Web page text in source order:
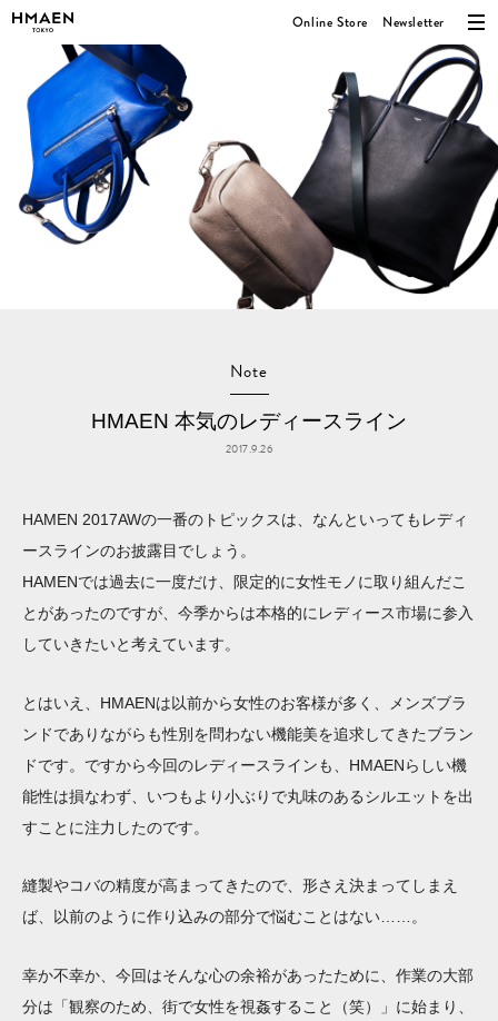
Online Store Newsletter
Note
HMAEN 本気のレディースライン
2017.9.26
HAMEN 2017AWの一番のトピックスは、なんといってもレディ
ースラインのお披露目でしょう。
HAMENでは過去に一度だけ、限定的に女性モノに取り組んだこ
とがあったのですが、今季からは本格的にレディース市場に参入
していきたいと考えています。
とはいえ、HMAENは以前から女性のお客様が多く、メンズブラ
ンドでありながらも性別を問わない機能美を追求してきたブラン
ドです。ですから今回のレディースラインも、HMAENらしい機
能性は損なわず、いつもより小ぶりで丸味のあるシルエットを出
すことに注力したのです。
縫製やコバの精度が高まってきたので、形さえ決まってしまえ
ば、以前のように作り込みの部分で悩むことはない……。
幸か不幸か、今回はそんな心の余裕があったために、作業の大部
分は「観察のため、街で女性を視姦すること（笑）」に始まり、